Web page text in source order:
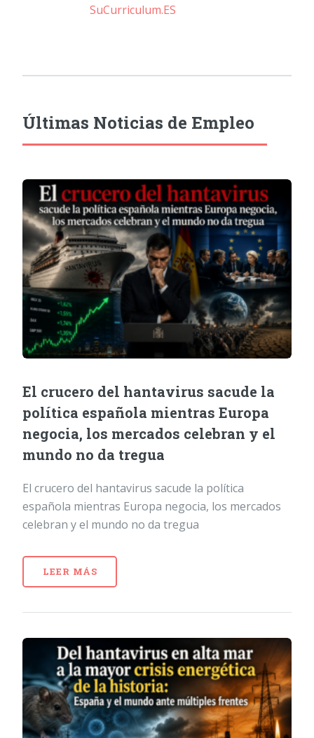
SuCurriculum.ES
Últimas Noticias de Empleo
El crucero del hantavirus sacude la
política española mientras Europa
negocia, los mercados celebran y el
mundo no da tregua
El crucero del hantavirus sacude la política
española mientras Europa negocia, los mercados
celebran y el mundo no da tregua
LEER MÁS